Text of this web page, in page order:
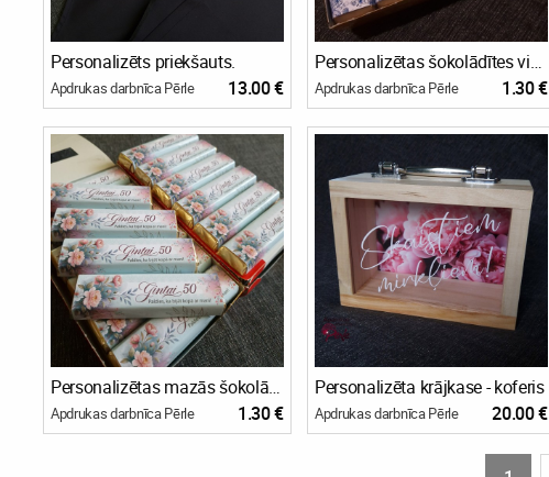
Personalizēts priekšauts.
Apdrukas darbnīca Pērle 13.00 €
Personalizētas šokolādītes viesiem.
Apdrukas darbnīca Pērle 1.30 €
Personalizētas mazās šokolādītes
Apdrukas darbnīca Pērle 1.30 €
Personalizēta krājkase - koferis
Apdrukas darbnīca Pērle 20.00 €